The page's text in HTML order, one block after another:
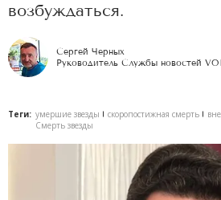
возбуждаться.
Сергей Черных
Руководитель Службы новостей
Теги: умершие звезды скоропостижная смерть
Смерть звезды